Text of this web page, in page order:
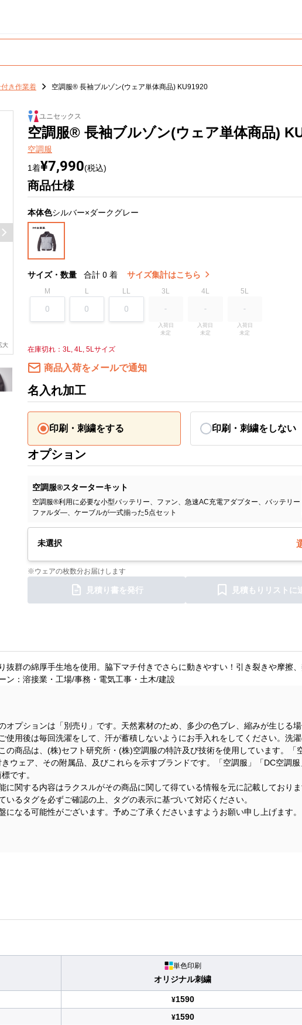
き作業着 空調服® 長袖ブルゾン(ウェア単体商品) KU91920
大
ユニセックス
空調服® 長袖ブルゾン(ウェア単体商品)
空調服
1着¥7,990(税込)
商品仕様
本体色シルバー×ダークグレー
サイズ・数量 合計 0 着 サイズ集計はこちら
M L LL 3L
入荷日
未定
4L
入荷日
未定
5L
入荷日
未定
在庫切れ：3L, 4L, 5Lサイズ
商品入荷をメールで通知
名入れ加工
印刷・刺繍をする 印刷・刺繍をしない
オプション
空調服®スターターキット
空調服®利用に必要な小型バッテリー、ファン、急速AC充電アダプター、バッテリー
ファルダ―、ケーブルが一式揃った5点セット
未選択
※ウェアの枚数分お届けします
見積り書を発行 見積もりリストに
群の綿厚手生地を使用。脇下マチ付きでさらに動きやすい！引き裂きや摩擦
ン：溶接業・工場/事務・電気工事・土木/建設
プションは「別売り」です。天然素材のため、多少の色ブレ、縮みが生じる場
使用後は毎回洗濯をして、汗が蓄積しないようにお手入れをしてください。洗濯
商品は、(株)セフト研究所・(株)空調服の特許及び技術を使用しています。「
ウェア、その附属品、及びこれらを示すブランドです。「空調服」「DC空調
です。
に関する内容はラクスルがその商品に関して得ている情報を元に記載しておりま
いるタグを必ずご確認の上、タグの表示に基づいて対応ください。
になる可能性がございます。予めご了承くださいますようお願い申し上げます。
単色印刷
オリジナル刺繍
¥1590
¥1590